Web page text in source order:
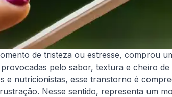
de tristeza ou estresse, comprou
pelo sabor, textura e cheiro
e nutricionistas, esse transtorno é
Nesse sentido, representa um